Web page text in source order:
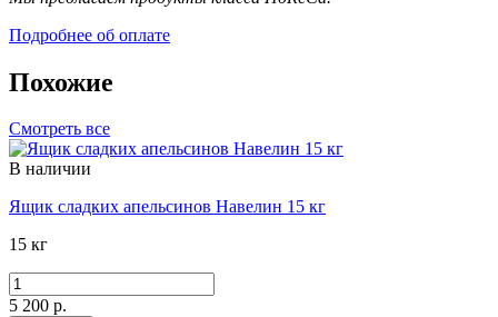
Подробнее об оплате
Похожие
Смотреть все
В наличии
Ящик сладких апельсинов Навелин 15 кг
15 кг
5 200 р.